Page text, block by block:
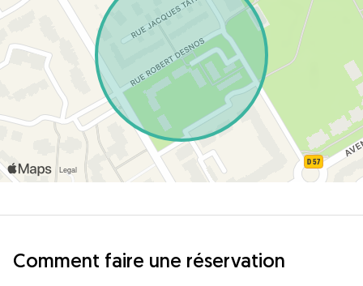
Comment faire une réservation